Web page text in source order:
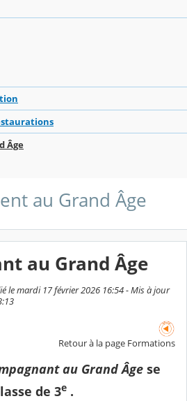
Âge
au Grand Âge
au Grand Âge
le mardi 17 février 2026 16:54 - Mis à jour
Retour à la page Formations
au Grand Âge se
de 3e .